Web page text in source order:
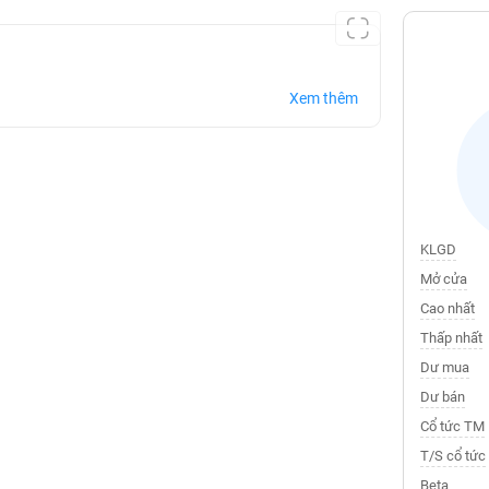
Xem thêm
KLGD
Mở cửa
Cao nhất
Thấp nhất
Dư mua
Dư bán
Cổ tức TM
T/S cổ tức
Beta